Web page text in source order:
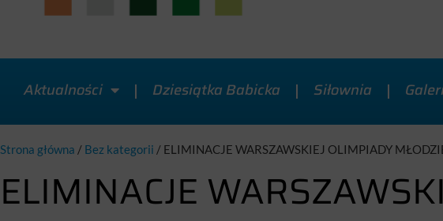
Aktualności Dziesiątka Babicka Siłownia
Strona główna / Bez kategorii / ELIMINACJE WARSZAWSKIEJ OLIMPIADY
ELIMINACJE